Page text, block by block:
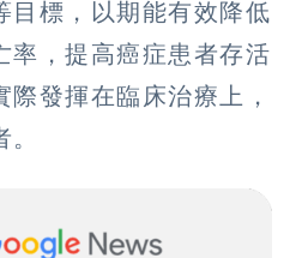
目標，以期能有效降低
率，提高癌症患者存活
發揮在臨床治療上，